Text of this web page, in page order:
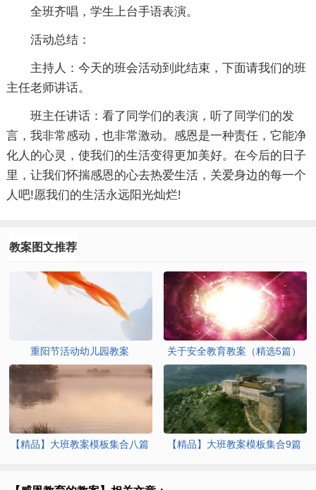
全班齐唱，学生上台手语表演。
活动总结：
主持人：今天的班会活动到此结束，下面请我们的班
主任老师讲话。
班主任讲话：看了同学们的表演，听了同学们的发
言，我非常感动，也非常激动。感恩是一种责任，它能净
化人的心灵，使我们的生活变得更加美好。在今后的日子
里，让我们怀揣感恩的心去热爱生活，关爱身边的每一个
人吧!愿我们的生活永远阳光灿烂!
教案图文推荐
重阳节活动幼儿园教案 关于安全教育教案（精选5篇）
【精品】大班教案模板集合八篇 【精品】大班教案模板集合9篇